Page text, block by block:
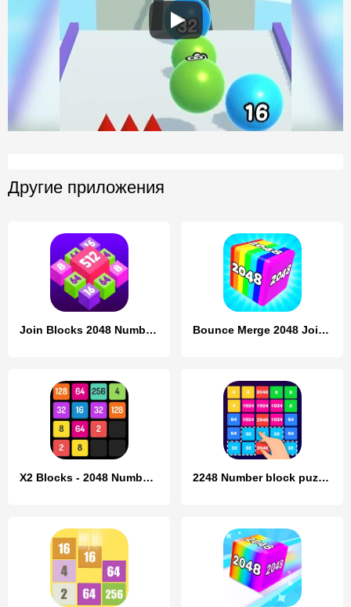
Другие приложения
Join Blocks 2048 Number Puzzle Bounce Merge 2048 Join Numbers
X2 Blocks - 2048 Number Game 2248 Number block puzzle 2048